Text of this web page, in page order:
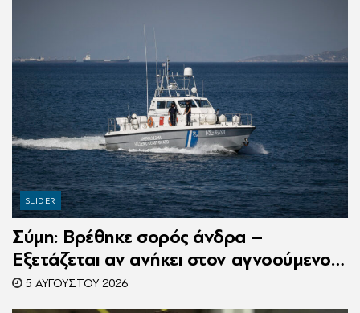
SLIDER
Σύμη: Βρέθηκε σορός άνδρα –
Εξετάζεται αν ανήκει στον αγνοούμενο
Γερμανό τουρίστα
5 ΑΥΓΟΎΣΤΟΥ 2026